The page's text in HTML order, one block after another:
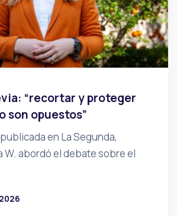
“recortar y proteger
son opuestos”
en La Segunda,
W. abordó el debate sobre el